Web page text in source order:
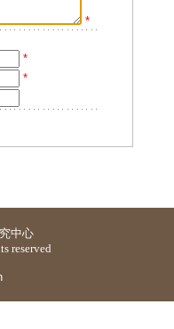
*
*
*
中心
reserved